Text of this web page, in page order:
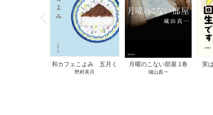
P
r
e
v
i
o
u
和カフェこよみ 五月く
んの夏のおもてなし 1巻
野村美月
月曜のこない部屋 1巻
城山真一
実
す